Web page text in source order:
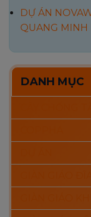
DỰ ÁN
QUANG MINH
DANH MỤC